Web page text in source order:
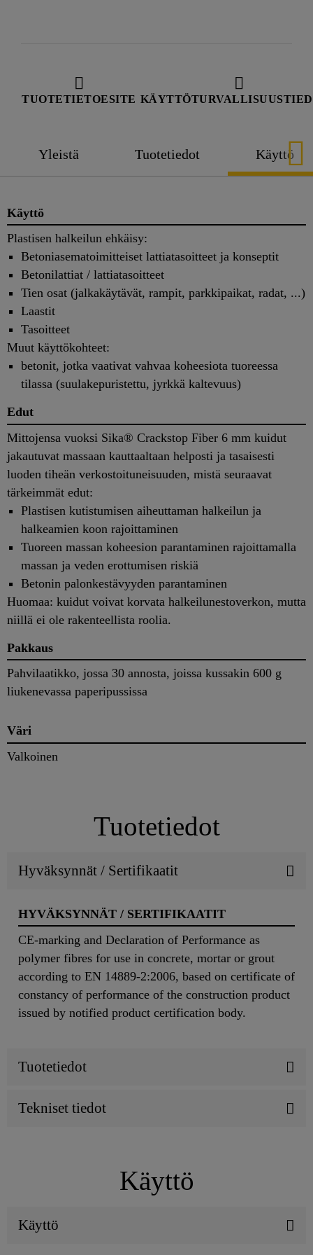
TUOTETIETOESITE
Yleistä Tuotetiedot Käyttö
Käyttö
Plastisen halkeilun ehkäisy:
Betoniasematoimitteiset lattiatasoitteet ja konseptit
Betonilattiat / lattiatasoitteet
Tien osat (jalkakäytävät, rampit, parkkipaikat, radat, ...)
Laastit
Tasoitteet
Muut käyttökohteet:
betonit, jotka vaativat vahvaa koheesiota tuoreessa
tilassa (suulakepuristettu, jyrkkä kaltevuus)
Edut
Mittojensa vuoksi Sika® Crackstop Fiber 6 mm kuidut
jakautuvat massaan kauttaaltaan helposti ja tasaisesti
luoden tiheän verkostoituneisuuden, mistä seuraavat
tärkeimmät edut:
Plastisen kutistumisen aiheuttaman halkeilun ja
halkeamien koon rajoittaminen
Tuoreen massan koheesion parantaminen rajoittamalla
massan ja veden erottumisen riskiä
Betonin palonkestävyyden parantaminen
Huomaa: kuidut voivat korvata halkeilunestoverkon, mutta
niillä ei ole rakenteellista roolia.
Pakkaus
Pahvilaatikko, jossa 30 annosta, joissa kussakin 600 g
liukenevassa paperipussissa
Väri
Valkoinen
Tuotetiedot
Hyväksynnät / Sertifikaatit
HYVÄKSYNNÄT / SERTIFIKAATIT
CE-marking and Declaration of Performance as
polymer fibres for use in concrete, mortar or grout
according to EN 14889-2:2006, based on certificate of
constancy of performance of the construction product
issued by notified product certification body.
Tuotetiedot
Tekniset tiedot
Käyttö
Käyttö